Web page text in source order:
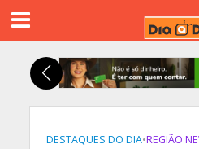
DESTAQUES DO DIA•REGIÃO